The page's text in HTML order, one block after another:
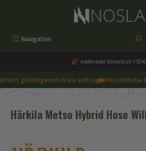
Navigation
kostenloser Versand ab 150 €
günstigeren Preis anfragen
➔
🔥 Persönliche
Härkila Metso Hybrid Hose